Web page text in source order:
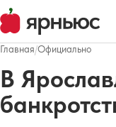
Главная/Официально
В